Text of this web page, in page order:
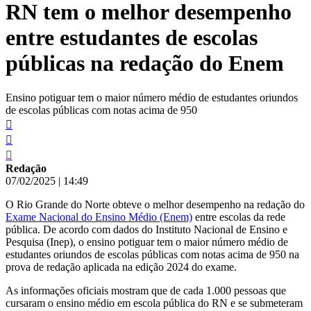
conteúdo
RN tem o melhor desempenho
entre estudantes de escolas
públicas na redação do Enem
Ensino potiguar tem o maior número médio de estudantes oriundos
de escolas públicas com notas acima de 950
Redação
07/02/2025 | 14:49
O Rio Grande do Norte obteve o melhor desempenho na redação do
Exame Nacional do Ensino Médio (Enem) entre escolas da rede
pública. De acordo com dados do Instituto Nacional de Ensino e
Pesquisa (Inep), o ensino potiguar tem o maior número médio de
estudantes oriundos de escolas públicas com notas acima de 950 na
prova de redação aplicada na edição 2024 do exame.
As informações oficiais mostram que de cada 1.000 pessoas que
cursaram o ensino médio em escola pública do RN e se submeteram